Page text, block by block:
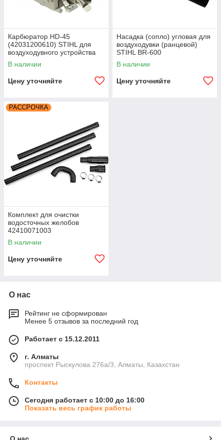
Карбюратор HD-45
(42031200610) STIHL для
воздуходувного устройства
SR 420
В наличии
Цену уточняйте
Насадка (сопло) угловая для
воздуходувки (ранцевой)
STIHL BR-600
В наличии
Цену уточняйте
РАССРОЧКА
Комплект для очистки
водосточных желобов
42410071003
В наличии
Цену уточняйте
О нас
Рейтинг не сформирован
Менее 5 отзывов за последний год
Работает с 15.12.2011
г. Алматы
проспект Рыскулова 276а/3, Алматы, Казахстан
Контакты
Сегодня работает с 10:00 до 16:00
Показать весь график работы